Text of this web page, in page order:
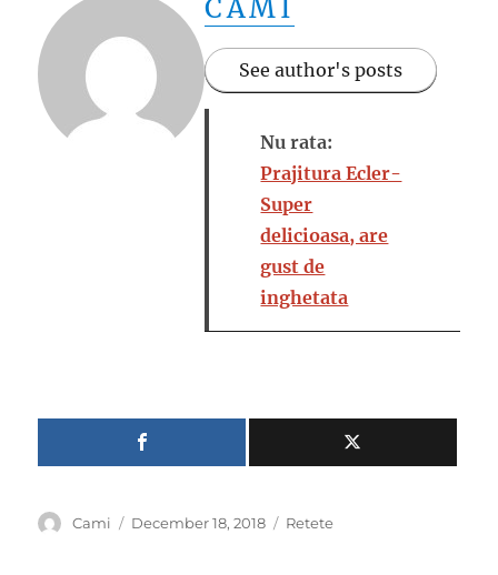
CAMI
See author's posts
Nu rata:
Prajitura Ecler-
Super
delicioasa, are
gust de
inghetata
Author
Cami
Posted
December 18, 2018 Categories
Retete